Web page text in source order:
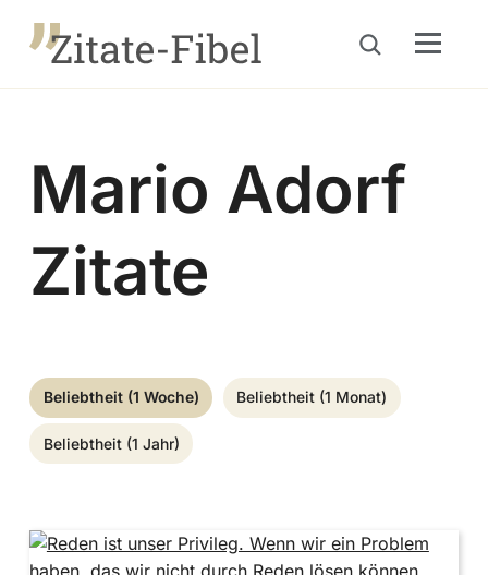
Suche öffnenMenu
Mario Adorf
Zitate
Beliebtheit (1 Woche) Beliebtheit (1 Monat)
Beliebtheit (1 Jahr)